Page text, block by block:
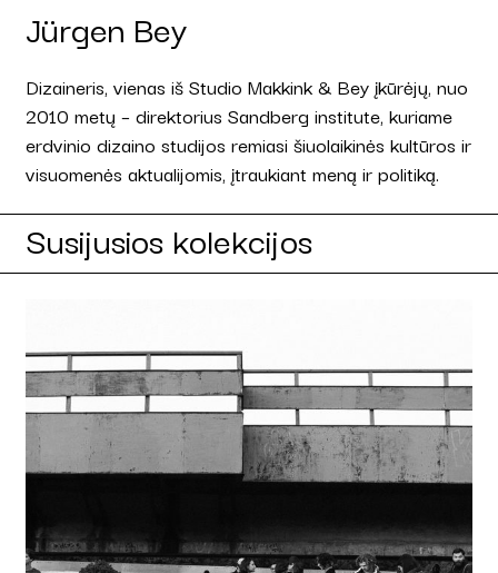
Jürgen Bey
Dizaineris, vienas iš Studio Makkink & Bey įkūrėjų, nuo
2010 metų – direktorius Sandberg institute, kuriame
erdvinio dizaino studijos remiasi šiuolaikinės kultūros ir
visuomenės aktualijomis, įtraukiant meną ir politiką.
Susijusios kolekcijos